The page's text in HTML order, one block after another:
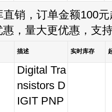
销，订单金额100元
，量大更优惠，支
描述 实时库存
Digital Tra
nsistors D
IGIT PNP